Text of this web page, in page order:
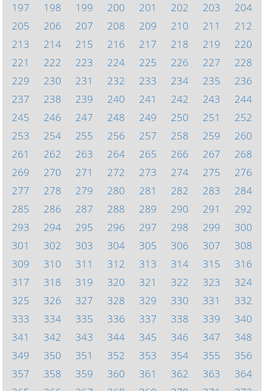
197
198 199 200 201 202 203
204
205
206 207 208 209 210 211
212
213
214 215 216 217 218 219
220
221
222 223 224 225 226 227
228
229
230 231 232 233 234 235
236
237
238 239 240 241 242 243
244
245
246 247 248 249 250 251
252
253
254 255 256 257 258 259
260
261
262 263 264 265 266 267
268
269
270 271 272 273 274 275
276
277
278 279 280 281 282 283
284
285
286 287 288 289 290 291
292
293
294 295 296 297 298 299
300
301
302 303 304 305 306 307
308
309
310 311 312 313 314 315
316
317
318 319 320 321 322 323
324
325
326 327 328 329 330 331
332
333
334 335 336 337 338 339
340
341
342 343 344 345 346 347
348
349
350 351 352 353 354 355
356
357
358 359 360 361 362 363
364